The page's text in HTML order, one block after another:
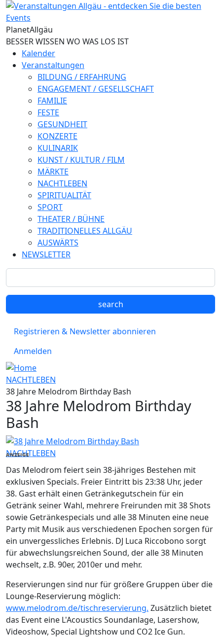
Direkt zum Inhalt
PlanetAllgäu
BESSER WISSEN WO WAS LOS IST
Kalender
Veranstaltungen
BILDUNG / ERFAHRUNG
ENGAGEMENT / GESELLSCHAFT
FAMILIE
FESTE
GESUNDHEIT
KONZERTE
KULINARIK
KUNST / KULTUR / FILM
MÄRKTE
NACHTLEBEN
SPIRITUALITÄT
SPORT
THEATER / BÜHNE
TRADITIONELLES ALLGÄU
AUSWÄRTS
NEWSLETTER
Registrieren & Newsletter abonnieren
Anmelden
NACHTLEBEN
38 Jahre Melodrom Birthday Bash
38 Jahre Melodrom Birthday
Bash
NACHTLEBEN
ANZEIGE
Das Melodrom feiert sein 38-jähriges Bestehen mit
exklusiven Specials. Freier Eintritt bis 23:38 Uhr, jeder
38. Gast erhält einen Getränkegutschein für ein
Getränk seiner Wahl, mehrere Freirunden mit 38 Shots
sowie Getränkespecials und alle 38 Minuten eine neue
Party mit Musik aus verschiedenen Epochen sorgen für
ein unvergessliches Erlebnis. DJ Luca Riccobono sorgt
für abwechslungsreichen Sound, der alle 38 Minuten
wechselt, z.B. 90er, 2010er und mehr.
Reservierungen sind nur für größere Gruppen über die
Lounge-Reservierung möglich:
www.melodrom.de/tischreservierung. Zusätzlich bietet
das Event eine L'Acoustics Soundanlage, Lasershow,
Videoshow, Special Lightshow und CO2 Ice Gun.